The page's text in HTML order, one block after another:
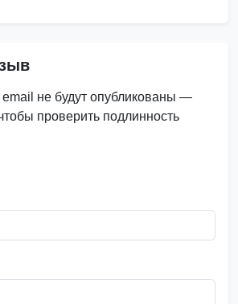
не будут опубликованы —
проверить подлинность